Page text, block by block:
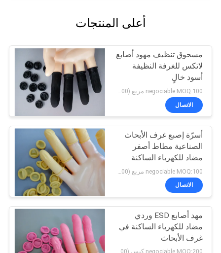
أعلى المنتجات
مسحوق تنظيف مهود أصابع
لاتكس للغرفة النظيفة
أسود خالٍ
الاتصال
أسرّة إصبع غرف الأبحاث
الصناعية مطاط أصفر
مضاد للكهرباء الساكنة
الاتصال
مهد أصابع ESD وردي
مضاد للكهرباء الساكنة في
غرف الأبحاث
negociable MOQ:200 كيس (500 جم / كيس)